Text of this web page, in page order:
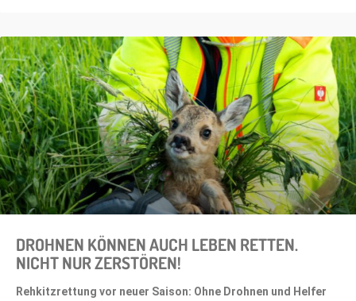
DROHNEN KÖNNEN AUCH LEBEN RETTEN.
NICHT NUR ZERSTÖREN!
Rehkitzrettung vor neuer Saison: Ohne Drohnen und Helfer